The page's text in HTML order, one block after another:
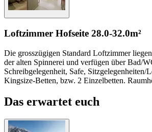
Loftzimmer Hofseite 28.0-32.0m²
Die grosszügigen Standard Loftzimmer
der alten Spinnerei und verfügen über Bad/
Schreibgelegenheit, Safe, Sitzgelegenheiten/
Kingsize-Betten, bzw. 2 Einzelbetten.
Das erwartet euch